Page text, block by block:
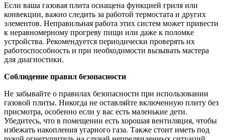
Если ваша газовая плита оснащена функцией гриля или
конвекции, важно следить за работой термостата и других
элементов. Неправильная работа этих систем может привести
к неравномерному прогреву пищи или даже к поломке
устройства. Рекомендуется периодически проверять их
работоспособность и при необходимости вызывать мастера
для диагностики.
Соблюдение правил безопасности
Не забывайте о правилах безопасности при использовании
газовой плиты. Никогда не оставляйте включенную плиту без
присмотра, особенно если у вас есть маленькие дети.
Убедитесь, что в помещении есть хорошая вентиляция, чтобы
избежать накопления угарного газа. Также стоит иметь под